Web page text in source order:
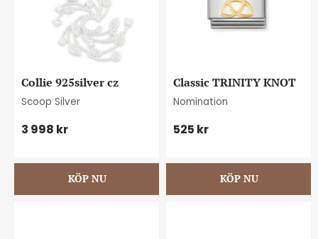
Collie 925silver cz
Scoop Silver
3 998 kr
Classic TRINITY KNOT
Nomination
525 kr